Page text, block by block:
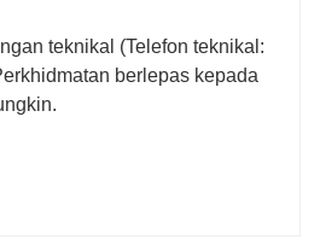
teknikal (Telefon teknikal:
berlepas kepada